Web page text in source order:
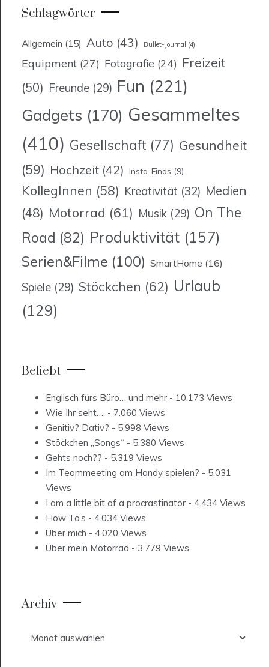
Schlagwörter
Allgemein (15) Auto (43) Bullet-Journal (4)
Equipment (27) Fotografie (24) Freizeit
(50) Freunde (29) Fun (221)
Gadgets (170) Gesammeltes
(410) Gesellschaft (77) Gesundheit
(59) Hochzeit (42) Insta-Finds (9)
KollegInnen (58) Kreativität (32) Medien
(48) Motorrad (61) Musik (29) On The
Road (82) Produktivität (157)
Serien&Filme (100) SmartHome (16)
Spiele (29) Stöckchen (62) Urlaub
(129)
Beliebt
Englisch fürs Büro… und mehr - 10.173 Views
Wie Ihr seht…. - 7.060 Views
Genitiv? Dativ? - 5.998 Views
Stöckchen „Songs“ - 5.380 Views
Gehts noch?? - 5.319 Views
Im Teammeeting am Handy spielen? - 5.031
Views
I am a little bit of a procrastinator - 4.434 Views
How To’s - 4.034 Views
Über mich - 4.020 Views
Über mein Motorrad - 3.779 Views
Archiv